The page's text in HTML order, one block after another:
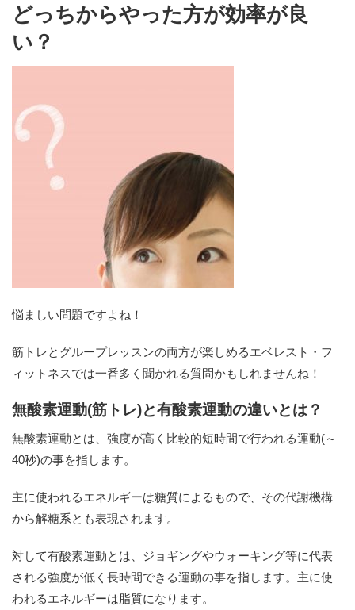
どっちからやった方が効率が良
い？
悩ましい問題ですよね！
筋トレとグループレッスンの両方が楽しめるエベレスト・フ
ィットネスでは一番多く聞かれる質問かもしれませんね！
無酸素運動(筋トレ)と有酸素運動の違いとは？
無酸素運動とは、強度が高く比較的短時間で行われる運動(～
40秒)の事を指します。
主に使われるエネルギーは糖質によるもので、その代謝機構
から解糖系とも表現されます。
対して有酸素運動とは、ジョギングやウォーキング等に代表
される強度が低く長時間できる運動の事を指します。主に使
われるエネルギーは脂質になります。